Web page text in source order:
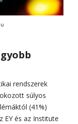
rendszerek
súlyos
(41%)
EY és az Institute